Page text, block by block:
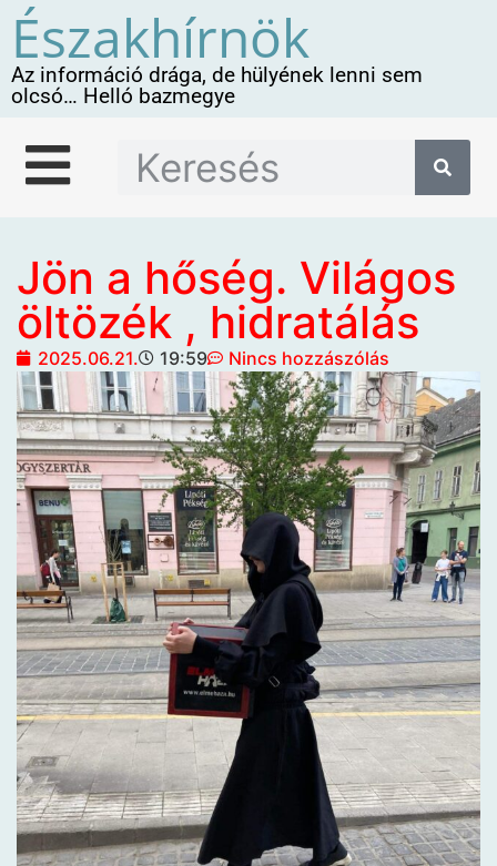
Északhírnök
Az információ drága, de hülyének lenni sem
olcsó… Helló bazmegye
Jön a hőség. Világos
öltözék , hidratálás
2025.06.21. 19:59 Nincs hozzászólás